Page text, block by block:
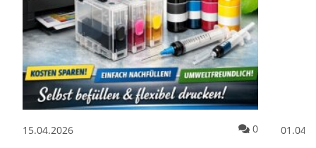
15.04.2026 Kommentare
0